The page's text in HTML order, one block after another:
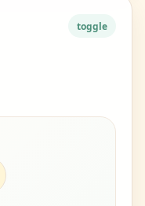
toggle